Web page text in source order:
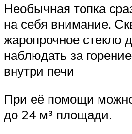
Необычная топка
на себя внимание.
жаропрочное стекло
наблюдать за
внутри печи
При её помощи
до 24 м³ площади.